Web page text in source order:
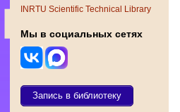
INRTU Scientific Technical Library
Мы в социальных сетях
Запись в библиотеку